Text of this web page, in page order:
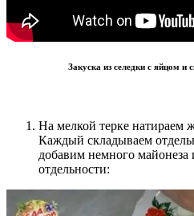
Закуска из селедки с яйцом и
На мелкой терке натираем
Каждый складываем
добавим немного
отдельности: